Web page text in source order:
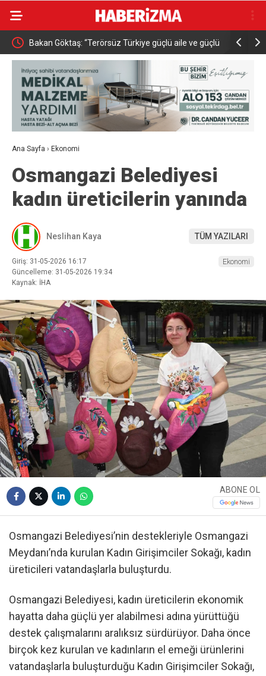
Bakan Göktaş: “Terörsüz Türkiye güçlü aile ve güçlü
toplumun teminatıdır”
2 İletişim
Belirledi
Ana Sayfa › Ekonomi
Osmangazi Belediyesi
kadın üreticilerin yanında
Neslihan Kaya TÜM YAZILARI
Giriş: 31-05-2026 16:17
Güncelleme: 31-05-2026 19:34
Kaynak: İHA
Ekonomi
ABONE OL
Osmangazi Belediyesi’nin destekleriyle Osmangazi
Meydanı’nda kurulan Kadın Girişimciler Sokağı, kadın
üreticileri vatandaşlarla buluşturdu.
Osmangazi Belediyesi, kadın üreticilerin ekonomik
hayatta daha güçlü yer alabilmesi adına yürüttüğü
destek çalışmalarını aralıksız sürdürüyor. Daha önce
birçok kez kurulan ve kadınların el emeği ürünlerini
vatandaşlarla buluşturduğu Kadın Girişimciler Sokağı,